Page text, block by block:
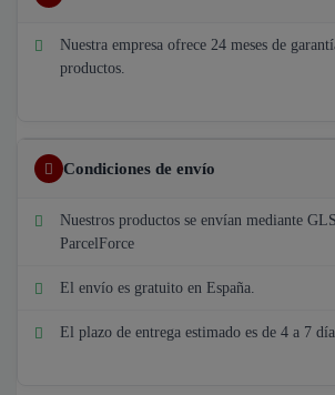
Nuestra empresa ofrece 24 meses de
productos.
Condiciones de envío
Nuestros productos se envían mediante
ParcelForce
El envío es gratuito en España.
El plazo de entrega estimado es de 4 a 7